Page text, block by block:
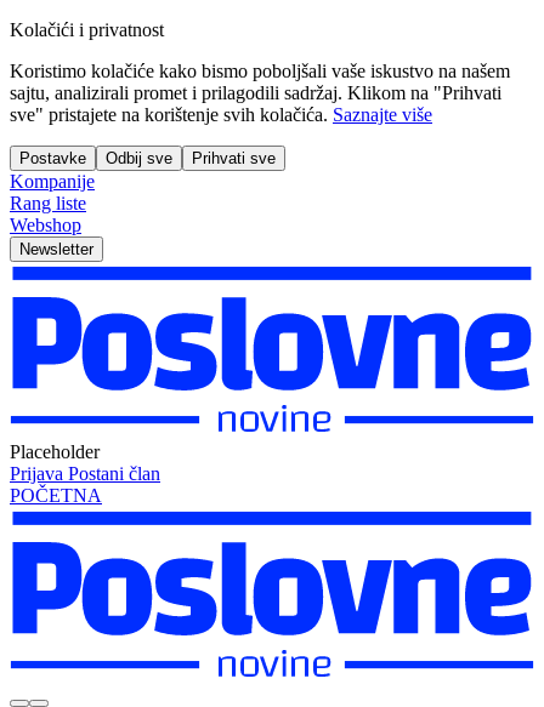
Kolačići i privatnost
Koristimo kolačiće kako bismo poboljšali vaše iskustvo na našem
sajtu, analizirali promet i prilagodili sadržaj. Klikom na "Prihvati
sve" pristajete na korištenje svih kolačića. Saznajte više
Postavke Odbij sve Prihvati sve
Kompanije
Rang liste
Webshop
Newsletter
Placeholder
Prijava Postani član
POČETNA